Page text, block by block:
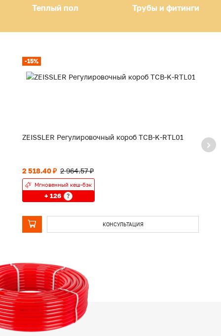
Теплый пол Трубы и фитинги
-15%
ZEISSLER Регулировочный короб TCB-K-RTL01
2 518.40 ₽ 2 964.57 ₽
Мгновенный кеш-бэк
+ 126 ?
КОНСУЛЬТАЦИЯ